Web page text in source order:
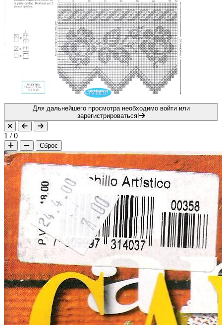
Для дальнейшего просмотра необходимо войти или
зарегистрироваться!
1 /0
Сброс